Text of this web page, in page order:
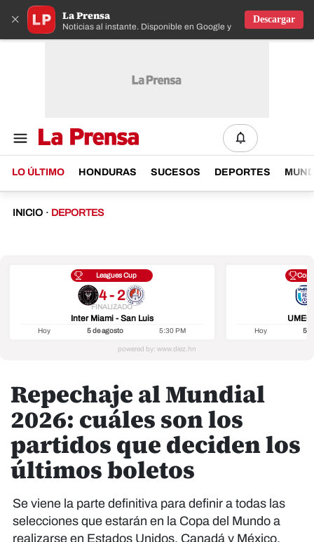
× La Prensa
Noticias al instante. Disponible en Google y IOS
Descargar
LO ÚLTIMO HONDURAS SUCESOS DEPORTES
INICIO · DEPORTES
Leagues Cup
4 - 2
FINALIZADO
Inter Miami - San Luis
Hoy 5 de agosto 5:30 PM Hoy 5
Repechaje al Mundial
2026: cuáles son los
partidos que deciden los
últimos boletos
Se viene la parte definitiva para definir a todas las
selecciones que estarán en la Copa del Mundo a
realizarse en Estados Unidos, Canadá y México.